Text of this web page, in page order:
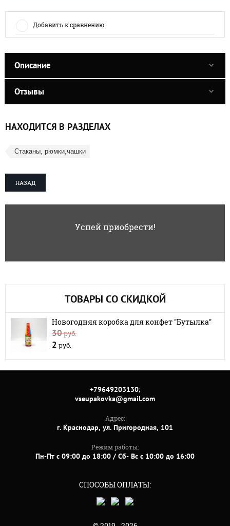
Добавить к сравнению
Описание
Отзывы
НАХОДИТСЯ В РАЗДЕЛАХ
Стаканы, рюмки,чашки
НАЗАД
Успей приобрести!
ТОВАРЫ СО СКИДКОЙ
Новогодняя коробка для конфет "Бутылка"
30руб.
2 руб.
+79649203130;
vseupakovka@gmail.com
Адрес:
г. Краснодар, ул. Пригородная, 101
Режим работы:
Пн-Пт с 09:00 до 18:00 / Сб- Вс с 10:00 до 16:00
СПОСОБЫ ОПЛАТЫ: